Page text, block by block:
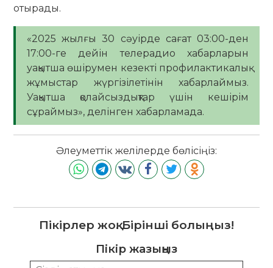
отырады.
«2025 жылғы 30 сәуірде сағат 03:00-ден
17:00-ге дейін телерадио хабарларын
уақытша өшірумен кезекті профилактикалық
жұмыстар жүргізілетінін хабарлаймыз.
Уақытша қолайсыздықтар үшін кешірім
сұраймыз», делінген хабарламада.
Әлеуметтік желілерде бөлісіңіз:
Пікірлер жоқ. Бірінші болыңыз!
Пікір жазыңыз